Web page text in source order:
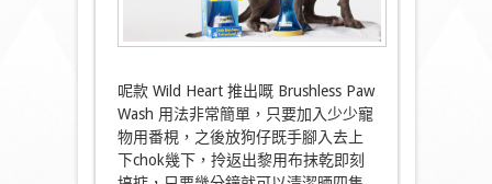
呢款Wild Heart 推出嘅Brushless Paw
Wash 用法非常簡單，只要加入少少寵
物用番梘， 之後放狗仔既手腳入去上
下chok幾下， 拎返出黎用布抹乾即刻